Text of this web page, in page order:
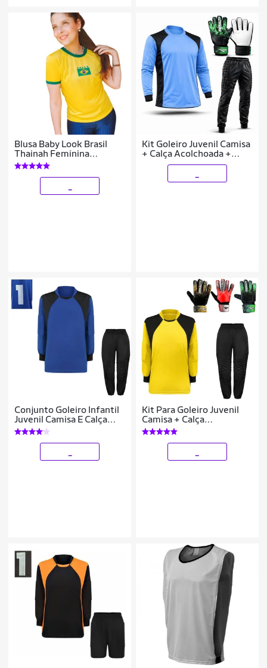
Blusa Baby Look Brasil
Thainah Feminina
Amarela Baby Look
Kit Goleiro Juvenil Camisa
+ Calça Acolchoada +
Luva De Goleiro Penalty
Conjunto Goleiro Infantil
Juvenil Camisa E Calça
Acolchoada Novo Modelo
Kit Para Goleiro Juvenil
Camisa + Calça
Acolchoada + Luva De
Goleiro Penalty